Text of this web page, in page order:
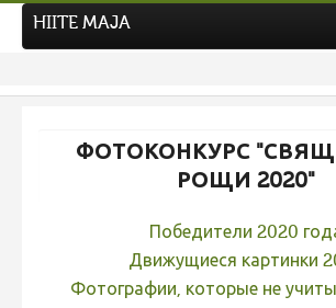
НОВЫЙ ФОТОКОНКУРС
Hiite kuvavõistlus 2026
Фотоконкурс 2025
Не учитываются 2025
HIITE MAJA
ФОТОКОНКУРС
РОЩИ 2020"
Победители 2020
Движущиеся картинки
Фотографии, которые не